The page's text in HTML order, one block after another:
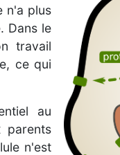
n'a plus
Dans le
travail
ce qui
au
parents
n'est